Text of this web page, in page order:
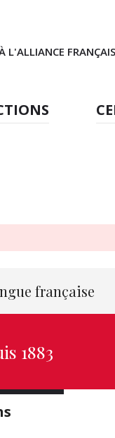
L'ALLIANCE
française
1883